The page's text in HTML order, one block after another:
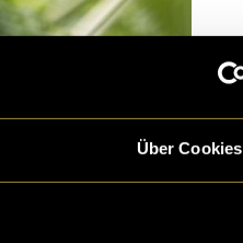
Über Cookies